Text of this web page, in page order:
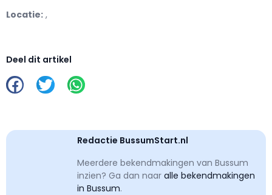
Locatie: ,
Deel dit artikel
Redactie BussumStart.nl
Meerdere bekendmakingen van Bussum
inzien? Ga dan naar alle bekendmakingen
in Bussum.